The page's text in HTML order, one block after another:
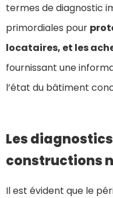
termes de diagnostic
primordiales pour
locataires, et les
fournissant une
l’état du bâtiment
Les
constructions
Il est évident que le